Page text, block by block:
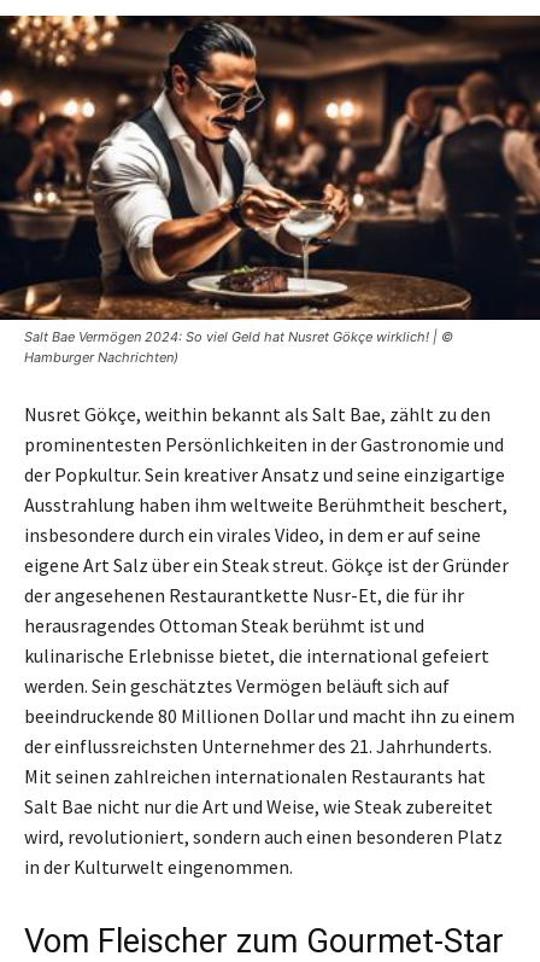
Salt Bae Vermögen 2024: So viel Geld hat Nusret Gökçe wirklich! | ©
Hamburger Nachrichten)
Nusret Gökçe, weithin bekannt als Salt Bae, zählt zu den
prominentesten Persönlichkeiten in der Gastronomie und
der Popkultur. Sein kreativer Ansatz und seine einzigartige
Ausstrahlung haben ihm weltweite Berühmtheit beschert,
insbesondere durch ein virales Video, in dem er auf seine
eigene Art Salz über ein Steak streut. Gökçe ist der Gründer
der angesehenen Restaurantkette Nusr-Et, die für ihr
herausragendes Ottoman Steak berühmt ist und
kulinarische Erlebnisse bietet, die international gefeiert
werden. Sein geschätztes Vermögen beläuft sich auf
beeindruckende 80 Millionen Dollar und macht ihn zu einem
der einflussreichsten Unternehmer des 21. Jahrhunderts.
Mit seinen zahlreichen internationalen Restaurants hat
Salt Bae nicht nur die Art und Weise, wie Steak zubereitet
wird, revolutioniert, sondern auch einen besonderen Platz
in der Kulturwelt eingenommen.
Vom Fleischer zum Gourmet-Star